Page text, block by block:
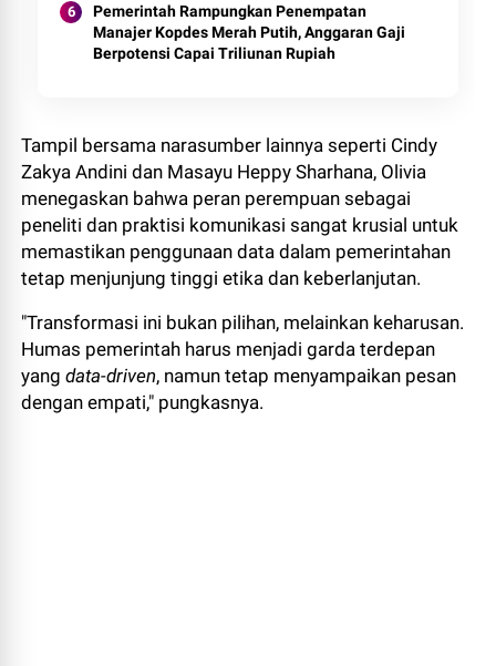
Pemerintah Rampungkan Penempatan
Manajer Kopdes Merah Putih, Anggaran Gaji
Berpotensi Capai Triliunan Rupiah
Tampil bersama narasumber lainnya seperti Cindy
Zakya Andini dan Masayu Heppy Sharhana, Olivia
menegaskan bahwa peran perempuan sebagai
peneliti dan praktisi komunikasi sangat krusial untuk
memastikan penggunaan data dalam pemerintahan
tetap menjunjung tinggi etika dan keberlanjutan.
"Transformasi ini bukan pilihan, melainkan keharusan.
Humas pemerintah harus menjadi garda terdepan
yangdata-driven, namun tetap menyampaikan pesan
dengan empati," pungkasnya.